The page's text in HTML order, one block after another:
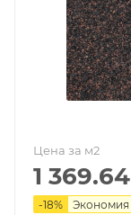
Цена за м2
1 369.64
-18% Экономия